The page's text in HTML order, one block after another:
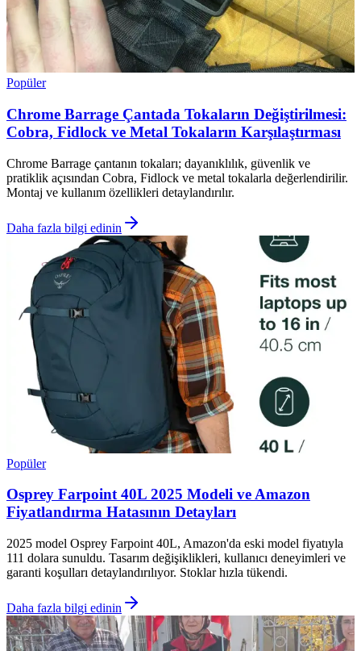
Popüler
Chrome Barrage Çantada Tokaların Değiştirilmesi:
Cobra, Fidlock ve Metal Tokaların Karşılaştırması
Chrome Barrage çantanın tokaları; dayanıklılık, güvenlik ve
pratiklik açısından Cobra, Fidlock ve metal tokalarla değerlendirilir.
Montaj ve kullanım özellikleri detaylandırılır.
Daha fazla bilgi edinin
Popüler
Osprey Farpoint 40L 2025 Modeli ve Amazon
Fiyatlandırma Hatasının Detayları
2025 model Osprey Farpoint 40L, Amazon'da eski model fiyatıyla
111 dolara sunuldu. Tasarım değişiklikleri, kullanıcı deneyimleri ve
garanti koşulları detaylandırılıyor. Stoklar hızla tükendi.
Daha fazla bilgi edinin